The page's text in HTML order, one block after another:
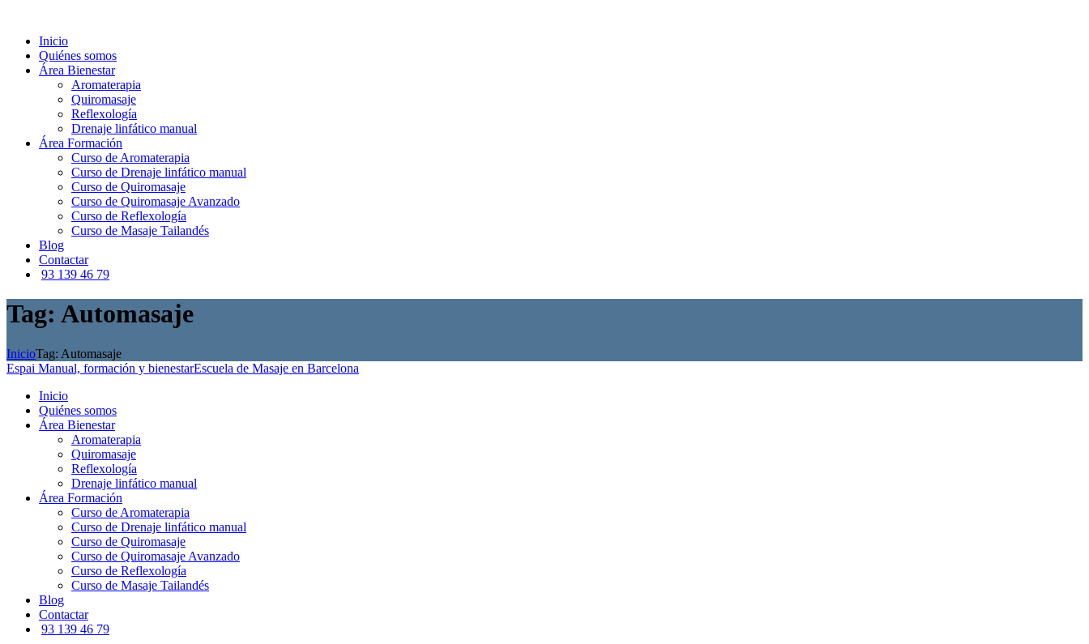
Inicio
Quiénes somos
Área Bienestar
Aromaterapia
Quiromasaje
Reflexología
Drenaje linfático manual
Área Formación
Curso de Aromaterapia
Curso de Drenaje linfático manual
Curso de Quiromasaje
Curso de Quiromasaje Avanzado
Curso de Reflexología
Curso de Masaje Tailandés
Blog
Contactar
93 139 46 79
Tag: Automasaje
InicioTag: Automasaje
Espai Manual, formación y bienestarEscuela de Masaje en Barcelona
Inicio
Quiénes somos
Área Bienestar
Aromaterapia
Quiromasaje
Reflexología
Drenaje linfático manual
Área Formación
Curso de Aromaterapia
Curso de Drenaje linfático manual
Curso de Quiromasaje
Curso de Quiromasaje Avanzado
Curso de Reflexología
Curso de Masaje Tailandés
Blog
Contactar
93 139 46 79